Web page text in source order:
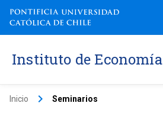
Instituto de Economía
Inicio keyboard_arrow_right Seminarios